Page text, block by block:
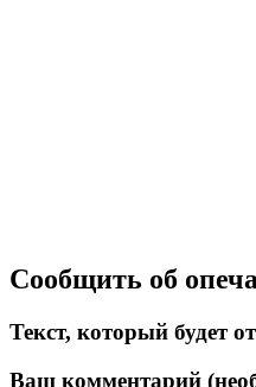
Сообщить об
Текст, который будет
Ваш комментарий